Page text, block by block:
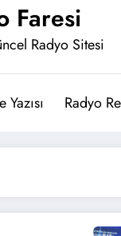
Faresi
Radyo Sitesi
Yazısı Radyo